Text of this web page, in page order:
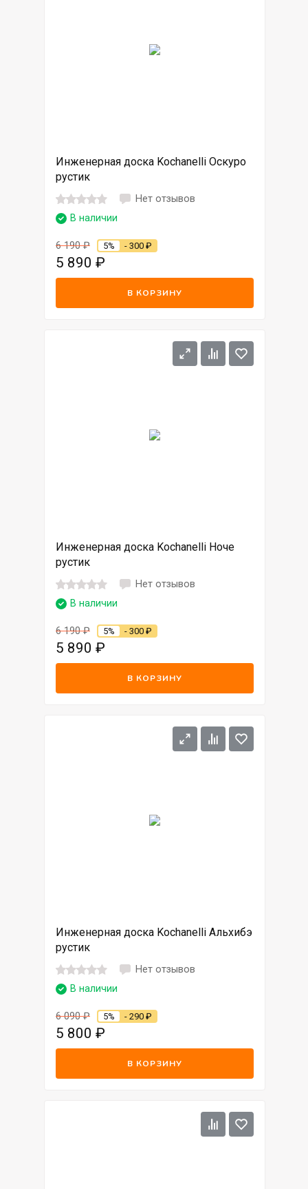
Инженерная доска Kochanelli Оскуро
рустик
Нет отзывов
В наличии
6 190₽ 5% - 300 ₽
5 890 ₽
В КОРЗИНУ
Инженерная доска Kochanelli Ноче
рустик
Нет отзывов
В наличии
6 190₽ 5% - 300 ₽
5 890 ₽
В КОРЗИНУ
Инженерная доска Kochanelli Альхибэ
рустик
Нет отзывов
В наличии
6 090₽ 5% - 290 ₽
5 800 ₽
В КОРЗИНУ